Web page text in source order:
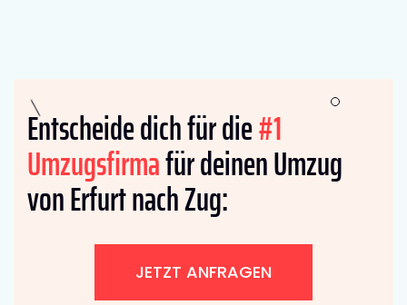
Entscheide dich für die#1
Umzugsfirmafür deinen Umzug
von Erfurt nach Zug:
JETZT ANFRAGEN